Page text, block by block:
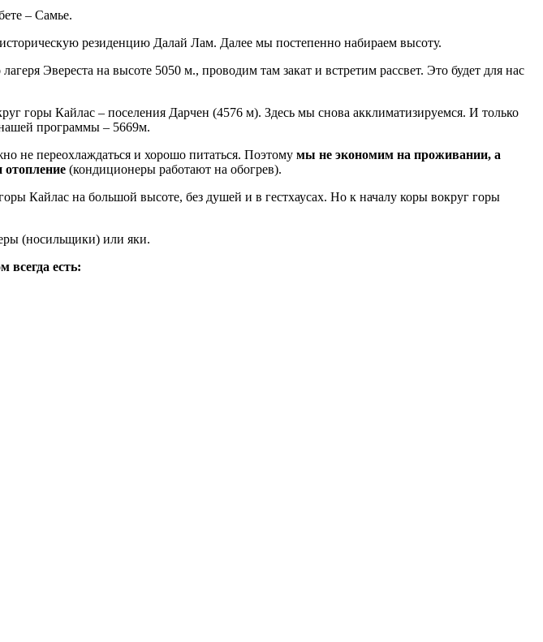
– Самье.
резиденцию Далай Лам. Далее мы постепенно набираем высоту.
Эвереста на высоте 5050 м., проводим там закат и встретим рассвет. Это будет для нас
горы Кайлас – поселения Дарчен (4576 м). Здесь мы снова акклиматизируемся. И только
программы – 5669м.
не переохлаждаться и хорошо питаться. Поэтому мы не экономим на проживании, а
отопление (кондиционеры работают на обогрев).
Кайлас на большой высоте, без душей и в гестхаусах. Но к началу коры вокруг горы
(носильщики) или яки.
всегда есть: